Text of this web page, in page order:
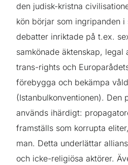
den judisk-kristna
kön börjar som ingripanden
debatter inriktade på t.ex.
samkönade äktenskap, legal
trans-rights och
förebygga och bekämpa
(Istanbulkonventionen). Den
används ihärdigt:
framställs som korrupta
man. Detta underlättar
och icke-religiösa aktörer.